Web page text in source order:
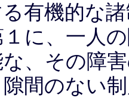
有機的な
に、一人
、その障
間のない